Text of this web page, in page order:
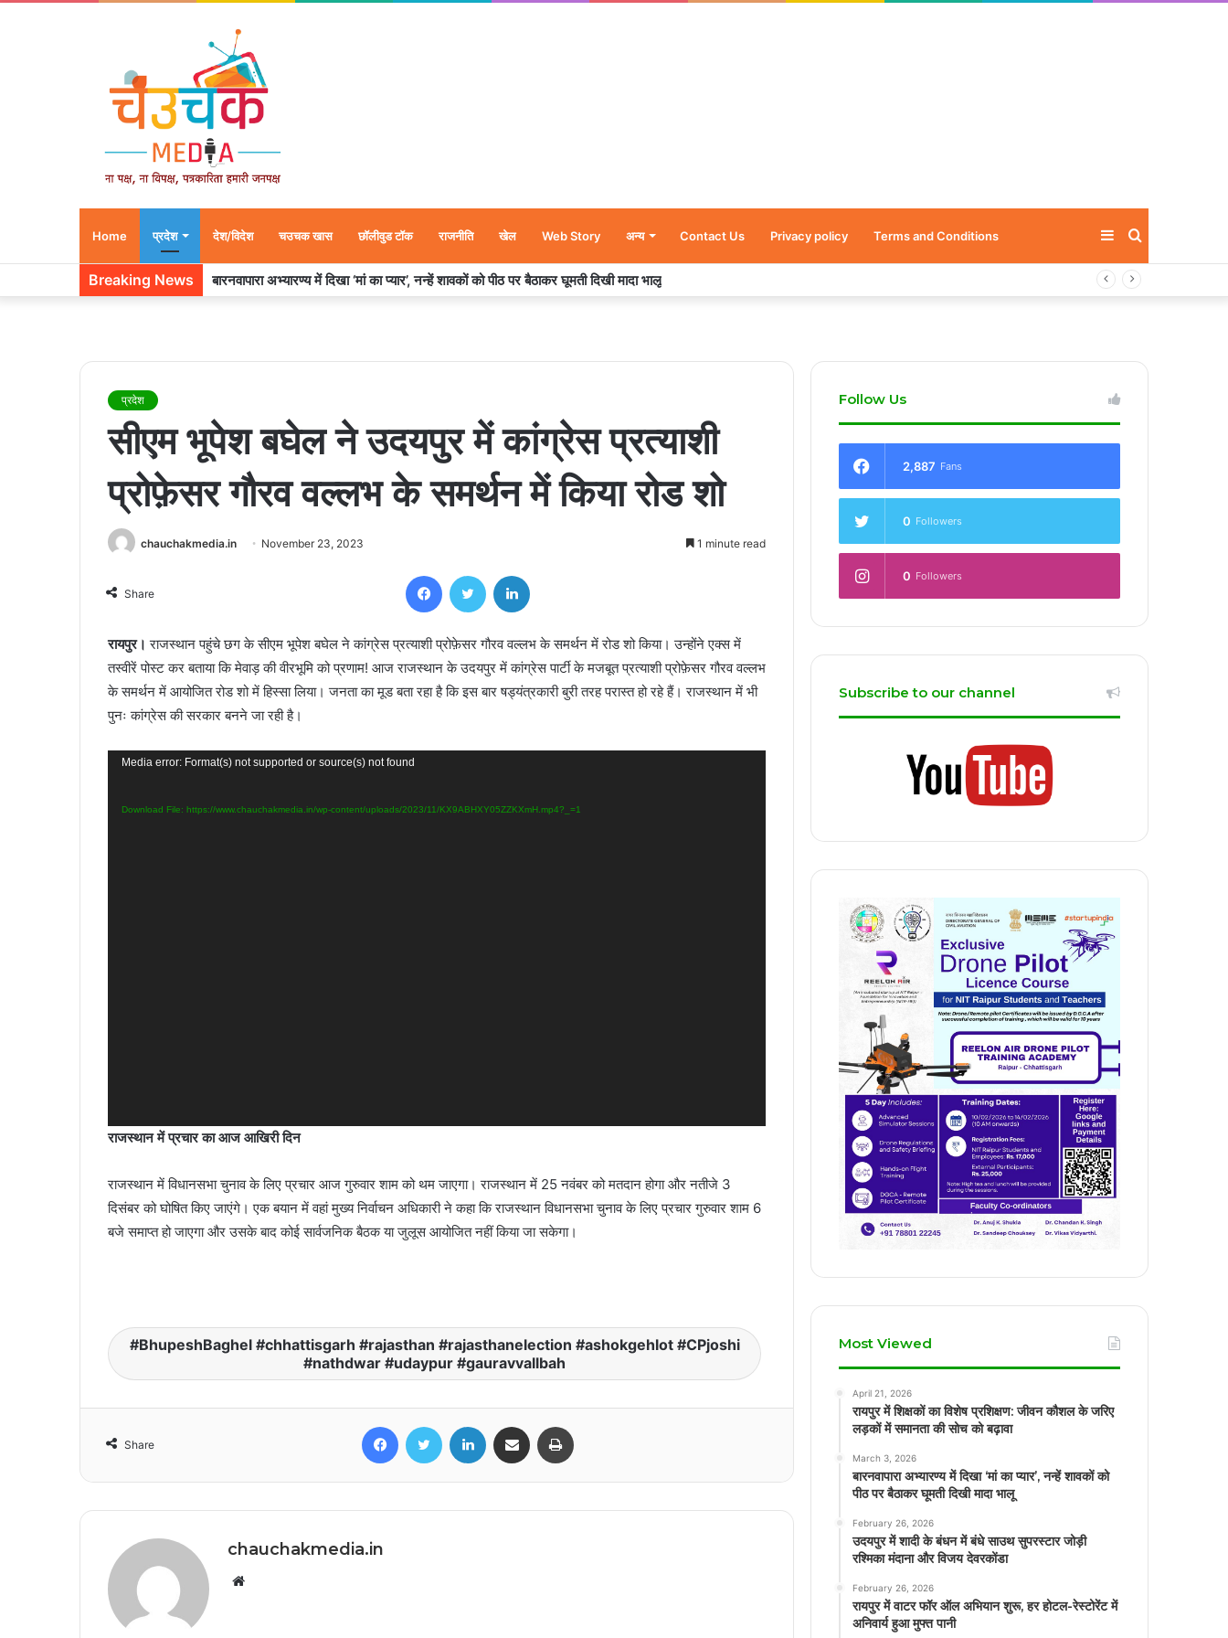
Home प्रदेश देश/विदेश चउचक खास छॉलीवुड टॉक राजनीति खेल Web Story अन्य Contact Us Privacy policy Terms and Conditions Sidebar
Breaking News उदयपुर में शादी के बंधन में बंधे साउथ सुपरस्टार जोड़ी रश्मिका मंदाना और विजय देवरकोंडा
प्रदेश
सीएम भूपेश बघेल ने उदयपुर में कांग्रेस प्रत्याशी
प्रोफ़ेसर गौरव वल्लभ के समर्थन में किया रोड शो
chauchakmedia.in November 23, 2023 1 minute read
Share
FacebookTwitter
रायपुर। राजस्थान पहुंचे छग के सीएम भूपेश बघेल ने कांग्रेस प्रत्याशी प्रोफ़ेसर गौरव वल्लभ के समर्थन में रोड शो किया। उन्होंने एक्स में
तस्वीरें पोस्ट कर बताया कि मेवाड़ की वीरभूमि को प्रणाम! आज राजस्थान के उदयपुर में कांग्रेस पार्टी के मजबूत प्रत्याशी प्रोफ़ेसर गौरव वल्लभ
के समर्थन में आयोजित रोड शो में हिस्सा लिया। जनता का मूड बता रहा है कि इस बार षड्यंत्रकारी बुरी तरह परास्त हो रहे हैं। राजस्थान में भी
पुनः कांग्रेस की सरकार बनने जा रही है।
Video
Media error: Format(s) not supported or source(s) not found
Download File: https://www.chauchakmedia.in/wp-content/uploads/2023/11/KX9ABHXY05ZZKXmH.mp4?_=1
राजस्थान में प्रचार का आज आखिरी दिन
राजस्थान में विधानसभा चुनाव के लिए प्रचार आज गुरुवार शाम को थम जाएगा। राजस्थान में 25 नवंबर को मतदान होगा और नतीजे 3
दिसंबर को घोषित किए जाएंगे। एक बयान में वहां मुख्य निर्वाचन अधिकारी ने कहा कि राजस्थान विधानसभा चुनाव के लिए प्रचार गुरुवार शाम 6
बजे समाप्त हो जाएगा और उसके बाद कोई सार्वजनिक बैठक या जुलूस आयोजित नहीं किया जा सकेगा।
BhupeshBaghel #chhattisgarh #rajasthan #rajasthanelection #ashokgehlot #CPjoshi
#nathdwar #udaypur #gauravvallbah
Share
FacebookTwitter LinkedIn Share via Email
chauchakmedia.in
Website
रायपुर सांसद बृजमोहन अग्रवाल आज पहुंचेंगे पटना,
नहीं – गुणवत्ता निरीक्षकों की कार्यशाला में नान अध्यक्ष
संजय श्रीवास्तव ने दिए निर्देश
पुलिसकर्मियों के तबादला आदेश जारी
जिला प्रशासन कोरिया और इसरो स्पेस ट्यूटर –
Follow Us
2,887 Fans
0 Followers
0 Followers
Subscribe to our channel
Most Viewed
April 21, 2026
रायपुर में शिक्षकों का विशेष प्रशिक्षण: जीवन कौशल के जरिए
लड़कों में समानता की सोच को बढ़ावा
March 3, 2026
बारनवापारा अभ्यारण्य में दिखा ‘मां का प्यार’, नन्हें शावकों को
पीठ पर बैठाकर घूमती दिखी मादा भालू
February 26, 2026
उदयपुर में शादी के बंधन में बंधे साउथ सुपरस्टार जोड़ी
रश्मिका मंदाना और विजय देवरकोंडा
February 26, 2026
रायपुर में वाटर फॉर ऑल अभियान शुरू, हर होटल-रेस्टोरेंट में
अनिवार्य हुआ मुफ्त पानी